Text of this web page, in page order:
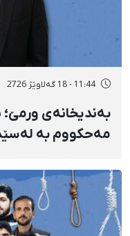
11:44 - 18 گەلاوێژ 2726
بەندیخانەی
مەحکووم بە
نەخۆشخانە